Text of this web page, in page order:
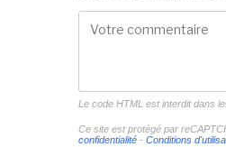
Le code HTML est interdit dans
Ce site est protégé par
confidentialité- Conditions